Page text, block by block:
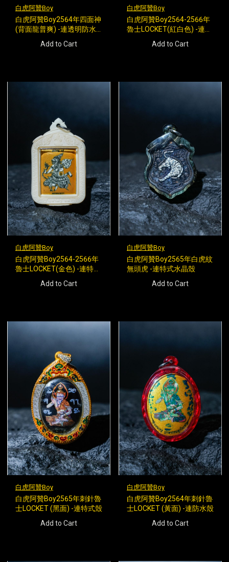
白虎阿贊Boy
白虎阿贊Boy2564年四面神
(背面龍普爽) -連透明防水
Add to Cart
白虎阿贊Boy
白虎阿贊Boy2564-2566年
魯士LOCKET(紅白色) -連特
Add to Cart
白虎阿贊Boy
白虎阿贊Boy2564-2566年
魯士LOCKET(金色) -連特式
Add to Cart
白虎阿贊Boy
白虎阿贊Boy2565年白虎紋
無頭虎 -連特式水晶殼
Add to Cart
白虎阿贊Boy
白虎阿贊Boy2565年刺針魯
士LOCKET (黑面) -連特式殼
Add to Cart
白虎阿贊Boy
白虎阿贊Boy2564年刺針魯
士LOCKET (黃面) -連防水殼
Add to Cart